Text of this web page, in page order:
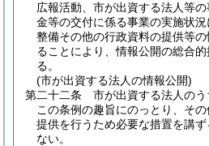
広報活動、市が出資する法人等
金等の交付に係る事業の実施状
整備その他の行政資料の提供等
ることにより、情報公開の総合
る。
(市が出資する法人の情報公開)
第二十二条
市が出資する法人のう
この条例の趣旨にのっとり、そ
提供を行うため必要な措置を講
ない。